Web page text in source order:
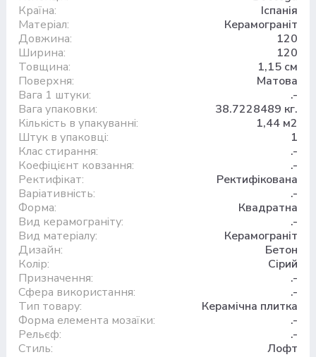
Країна:
Іспанія
Матеріал:
Керамограніт
Довжина:
120
Ширина:
120
Товщина:
1,15 см
Поверхня:
Матова
Вага 1 штуки:
.-
Вага упаковки:
38.7228489 кг.
Кількість в упакуванні:
1,44 м2
Штук в упаковці:
1
Клас стирання:
.-
Коефіцієнт ковзання:
.-
Ректифікат:
Ректифікована
Варіативність:
.-
Форма:
Квадратна
Вид керамограніту:
.-
Вид матеріалу:
Керамограніт
Дизайн:
Бетон
Колір:
Сірий
Призначення:
.-
Сфера використання:
.-
Тип товару:
Керамічна плитка
Форма елемента мозаїки:
.-
Рельєф:
.-
Стиль:
Лофт